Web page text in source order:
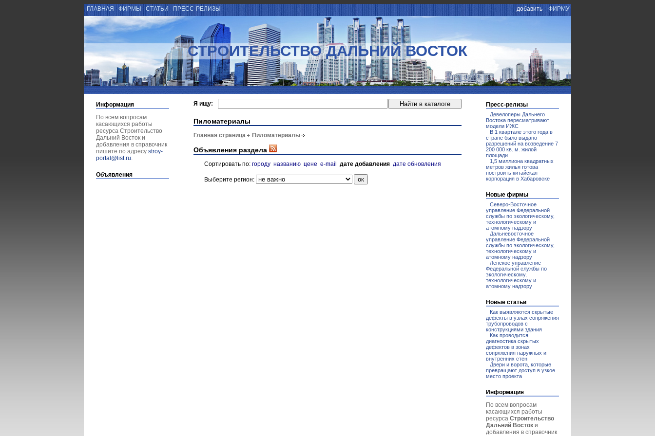
ГЛАВНАЯ ФИРМЫ СТАТЬИ ПРЕСС-РЕЛИЗЫ добавить ФИРМУ
СТРОИТЕЛЬСТВО ДАЛЬНИЙ ВОСТОК
Информация
По всем вопросам
касающихся работы
ресурса Строительство
Дальний Восток и
добавления в справочник
пишите по адресу stroy-
portal@list.ru.
Объявления
Я ищу:
Пиломатериалы
Главная страница Пиломатериалы
Объявления раздела
Сортировать по: городу названию цене e-mail дате добавления дате обновления
Выберите регион:
Пресс-релизы
Девелоперы Дальнего
Востока пересматривают
модели ИЖС
В 1 квартале этого года в
стране было выдано
разрешений на возведение 7
200 000 кв. м. жилой
площади
1,5 миллиона квадратных
метров жилья готова
построить китайская
корпорация в Хабаровске
Новые фирмы
Северо-Восточное
управление Федеральной
службы по экологическому,
технологическому и
атомному надзору
Дальневосточное
управление Федеральной
службы по экологическому,
технологическому и
атомному надзору
Ленское управление
Федеральной службы по
экологическому,
технологическому и
атомному надзору
Новые статьи
Как выявляются скрытые
дефекты в узлах сопряжения
трубопроводов с
конструкциями здания
Как проводится
диагностика скрытых
дефектов в зонах
сопряжения наружных и
внутренних стен
Двери и ворота, которые
превращают доступ в узкое
место проекта
Информация
По всем вопросам
касающихся работы
ресурса Строительство
Дальний Восток и
добавления в справочник